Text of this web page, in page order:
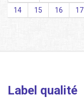
14
15 16 17
Label qualité